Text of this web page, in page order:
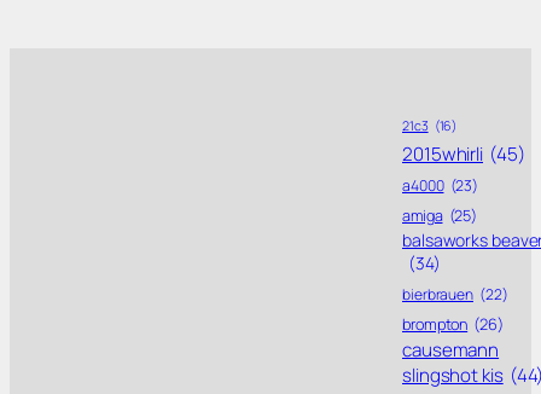
21c3 (16)
2015whirli (45)
a4000 (23)
amiga (25)
balsaworks
(34)
bierbrauen (22)
brompton (26)
causemann
slingshot kis